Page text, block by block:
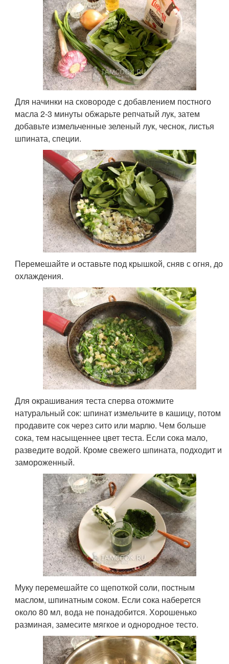
Для начинки на сковороде с добавлением постного
масла 2-3 минуты обжарьте репчатый лук, затем
добавьте измельченные зеленый лук, чеснок, листья
шпината, специи.
Перемешайте и оставьте под крышкой, сняв с огня, до
охлаждения.
Для окрашивания теста сперва отожмите
натуральный сок: шпинат измельчите в кашицу, потом
продавите сок через сито или марлю. Чем больше
сока, тем насыщеннее цвет теста. Если сока мало,
разведите водой. Кроме свежего шпината, подходит и
замороженный.
Муку перемешайте со щепоткой соли, постным
маслом, шпинатным соком. Если сока наберется
около 80 мл, вода не понадобится. Хорошенько
разминая, замесите мягкое и однородное тесто.